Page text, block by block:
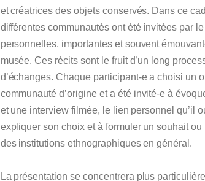
et créatrices des objets conservés. Dans ce
différentes communautés ont été invitées par
personnelles, importantes et souvent
musée. Ces récits sont le fruit d’un long
d’échanges. Chaque participant-e a choisi un
communauté d’origine et a été invité-e à
et une interview filmée, le lien personnel qu’il
expliquer son choix et à formuler un souhait
des institutions ethnographiques en général.
La présentation se concentrera plus